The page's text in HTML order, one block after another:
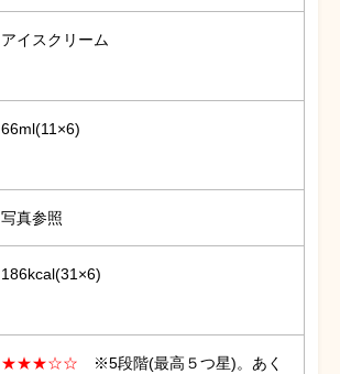
アイスクリーム
66ml(11×6)
写真参照
186kcal(31×6)
★★★☆☆
※5段階(最高５つ星)。あく